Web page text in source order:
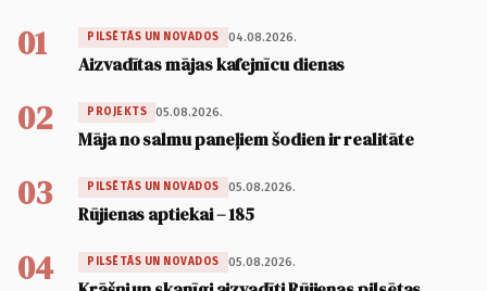
01 PILSĒTĀS UN NOVADOS 04.08.2026.
Aizvadītas mājas kafejnīcu dienas
02 PROJEKTS 05.08.2026.
Māja no salmu paneļiem šodien ir realitāte
03 PILSĒTĀS UN NOVADOS 05.08.2026.
Rūjienas aptiekai – 185
04 PILSĒTĀS UN NOVADOS 05.08.2026.